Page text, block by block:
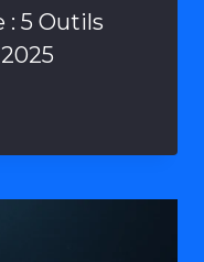
: 5 Outils